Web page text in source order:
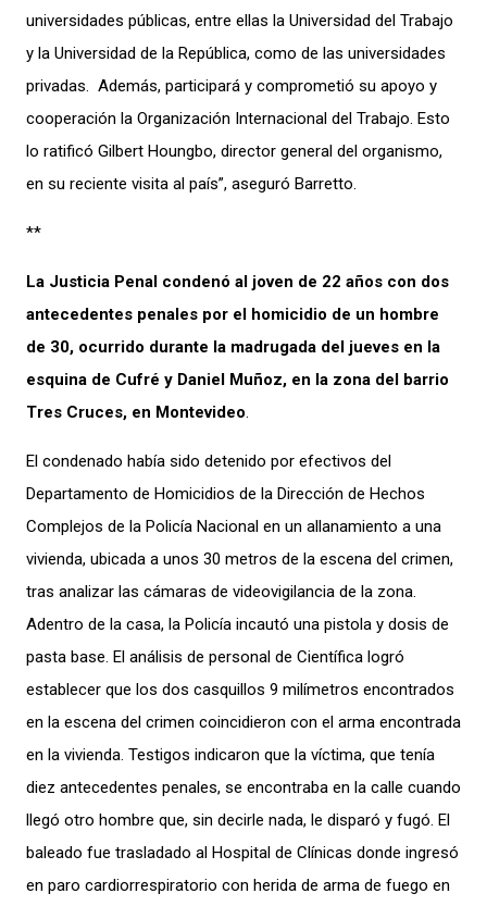
universidades públicas, entre ellas la Universidad del Trabajo
y la Universidad de la República, como de las universidades
privadas. Además, participará y comprometió su apoyo y
cooperación la Organización Internacional del Trabajo. Esto
lo ratificó Gilbert Houngbo, director general del organismo,
en su reciente visita al país”, aseguró Barretto.
**
La Justicia Penal condenó al joven de 22 años con dos
antecedentes penales por el homicidio de un hombre
de 30, ocurrido durante la madrugada del jueves en la
esquina de Cufré y Daniel Muñoz, en la zona del barrio
Tres Cruces, en Montevideo
El condenado había sido detenido por efectivos del
Departamento de Homicidios de la Dirección de Hechos
Complejos de la Policía Nacional en un allanamiento a una
vivienda, ubicada a unos 30 metros de la escena del crimen,
tras analizar las cámaras de videovigilancia de la zona.
Adentro de la casa, la Policía incautó una pistola y dosis de
pasta base. El análisis de personal de Científica logró
establecer que los dos casquillos 9 milímetros encontrados
en la escena del crimen coincidieron con el arma encontrada
en la vivienda. Testigos indicaron que la víctima, que tenía
diez antecedentes penales, se encontraba en la calle cuando
llegó otro hombre que, sin decirle nada, le disparó y fugó. El
baleado fue trasladado al Hospital de Clínicas donde ingresó
en paro cardiorrespiratorio con herida de arma de fuego en